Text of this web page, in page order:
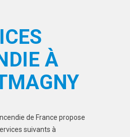
À
de France propose
suivants à